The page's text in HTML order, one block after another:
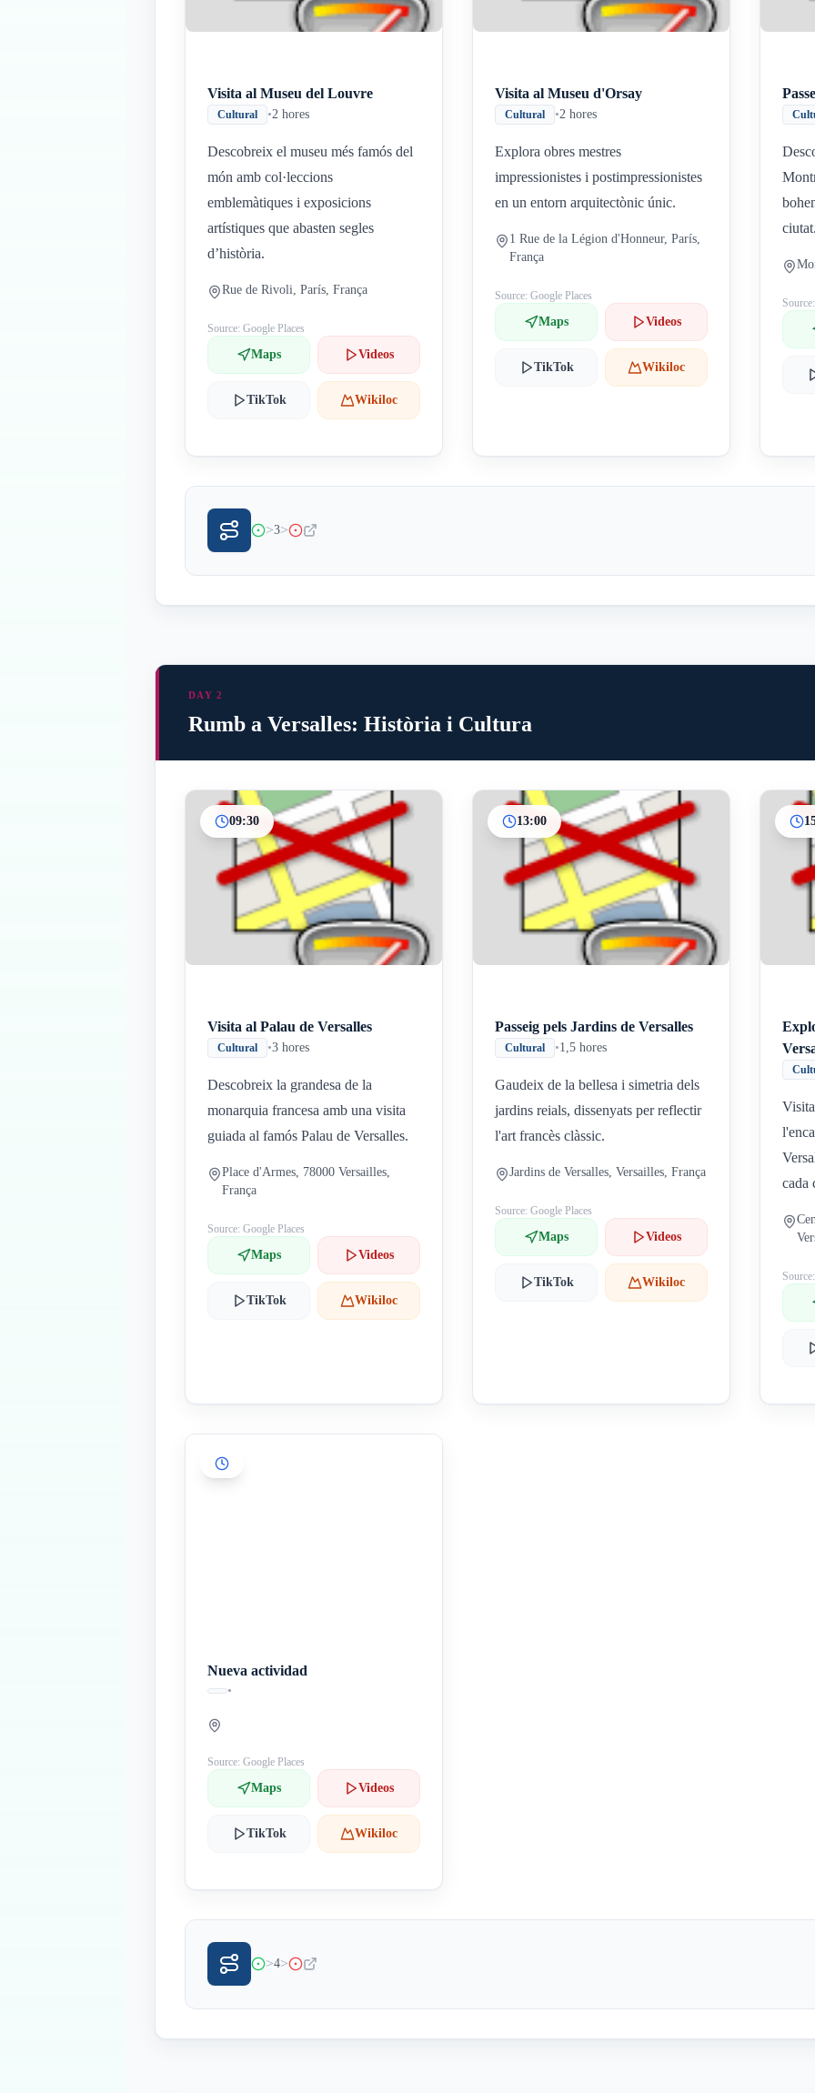
Visita al Museu del Louvre
Cultural •2 hores
Descobreix el museu més famós del
món amb col·leccions
emblemàtiques i exposicions
artístiques que abasten segles
d’història.
Rue de Rivoli, París, França
Source: Google Places
Maps Videos
TikTok Wikiloc
Visita al Museu d'Orsay
Cultural •2 hores
Explora obres mestres
impressionistes i postimpressionistes
en un entorn arquitectònic únic.
1 Rue de la Légion d'Honneur, París,
França
Source: Google Places
Maps Videos
TikTok Wikiloc
>3>
InicioParadas intermedias
Final
DAY 2
Rumb a Versalles: Història i Cultura
09:30
Visita al Palau de Versalles
Cultural •3 hores
Descobreix la grandesa de la
monarquia francesa amb una visita
guiada al famós Palau de Versalles.
Place d'Armes, 78000 Versailles,
França
Source: Google Places
Maps Videos
TikTok Wikiloc
13:00
Passeig pels Jardins de Versalles
Cultural •1,5 hores
Gaudeix de la bellesa i simetria dels
jardins reials, dissenyats per reflectir
l'art francès clàssic.
Jardins de Versalles, Versailles, França
Source: Google Places
Maps Videos
TikTok Wikiloc
cada
Nueva actividad
•
Source: Google Places
Maps Videos
TikTok Wikiloc
>4>